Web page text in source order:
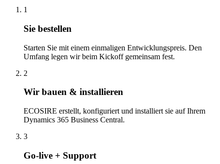
1
Sie bestellen
Starten Sie mit einem einmaligen Entwicklungspreis. Den
Umfang legen wir beim Kickoff gemeinsam fest.
2
Wir bauen & installieren
ECOSIRE erstellt, konfiguriert und installiert sie auf Ihrem
Dynamics 365 Business Central.
3
Go-live + Support